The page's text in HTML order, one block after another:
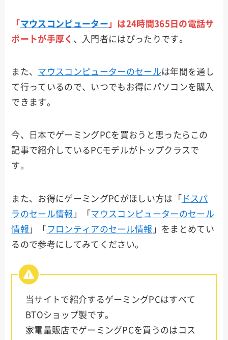
MSI
NEC
SEVE
N
STOR
M
ark
「 マウスコンピューター 」は24時間365日の電話サ
ポートが手厚く 、入門者にはぴったりです。
また、 マウスコンピューターのセールは年間を通し
て行っているので、いつでもお得にパソコンを購入
できます。
今、日本でゲーミングPCを買おうと思ったらこの
記事で紹介しているPCモデルがトップクラスで
す。
また、お得にゲーミングPCがほしい方は「 ドスパ
ラのセール情報 」「 マウスコンピューターのセール
情報 」「 フロンティアのセール情報 」をまとめてい
るので参考にしてみてください。
当サイトで紹介するゲーミングPCはすべて
BTOショップ製です。
家電量販店でゲーミングPCを買うのはコス